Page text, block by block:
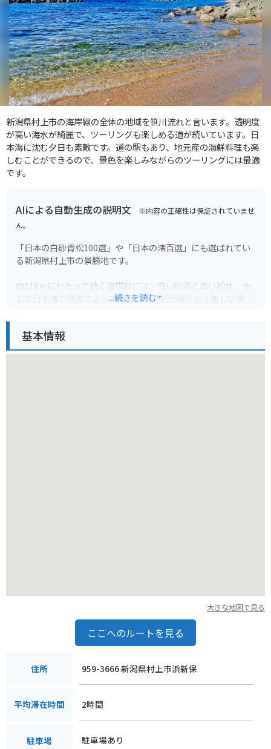
新潟県村上市の海岸線の全体の地域を笹川流れと言います。透明度
が高い海水が綺麗で、ツーリングも楽しめる道が続いています。日
本海に沈む夕日も素敵です。道の駅もあり、地元産の海鮮料理も楽
しむことができるので、景色を楽しみながらのツーリングには最適
です。
AIによる自動生成の説明文 ※内容の正確性は保証されていませ
ん。
「日本の白砂青松100選」や「日本の渚百選」にも選ばれてい
る新潟県村上市の景勝地です。
約11kmにわたって続く海岸線には、白い砂浜と青い松林、そ
して日本海の荒波によって削られた奇岩が織りなす美しい景色
力満点です。
また、透明度の高い海は海水浴やダイビングにも最適です。
...続きを読む
基本情報
大きな地図で見る
ここへのルートを見る
住所 959-3666 新潟県村上市浜新保
平均滞在時間 2時間
駐車場 駐車場あり